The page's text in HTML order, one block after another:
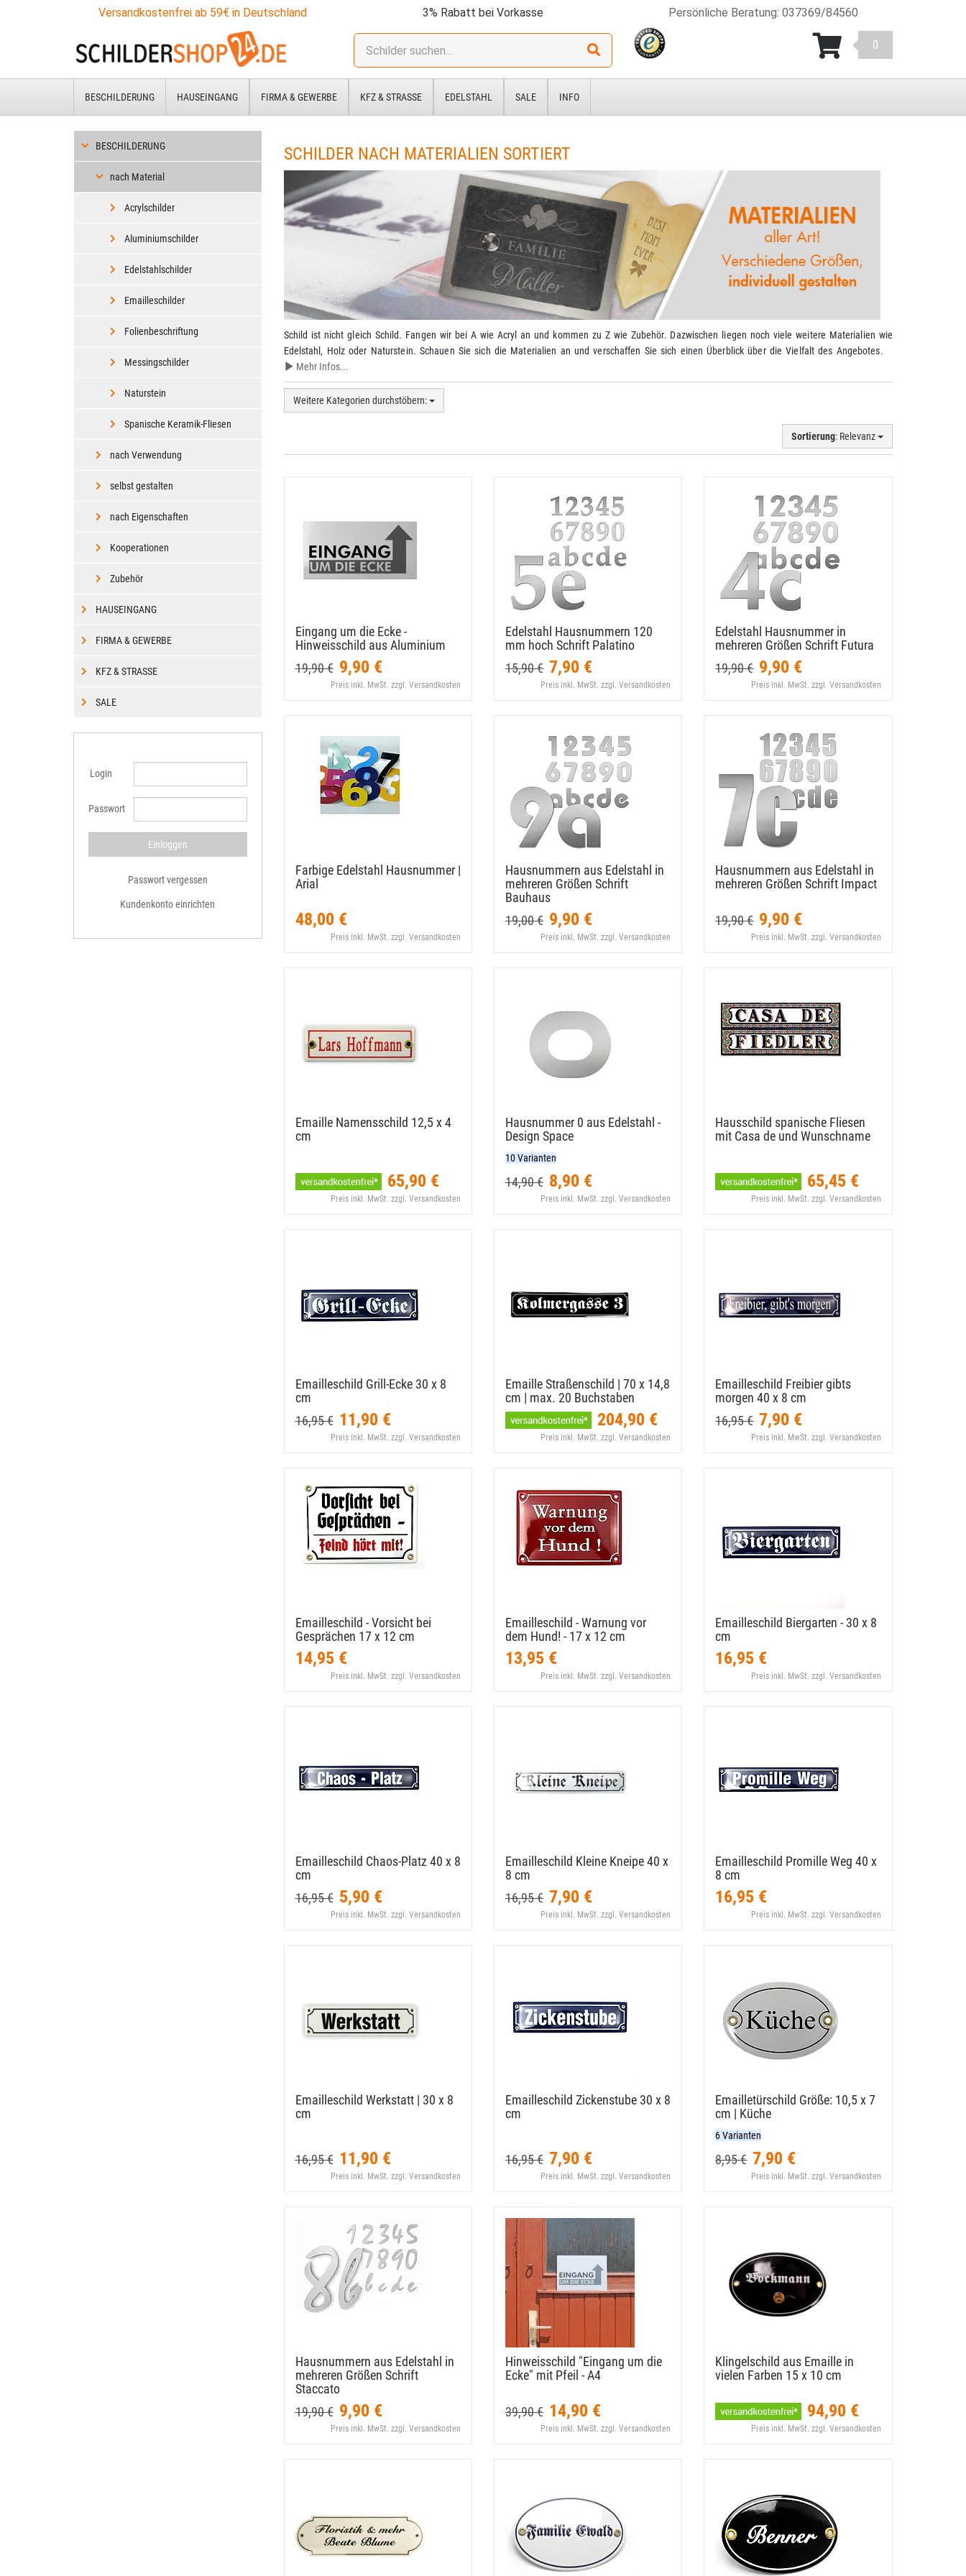
Versandkostenfrei ab 59€ in Deutschland 3% Rabatt bei Vorkasse Persönliche Beratung: 037369/84560
Stichwort: 0
BESCHILDERUNG HAUSEINGANG FIRMA & GEWERBE KFZ & STRASSE EDELSTAHL SALE INFO
SCHILDER NACH MATERIALIEN SORTIERT
Schild ist nicht gleich Schild. Fangen wir bei A wie Acryl an und kommen zu Z wie Zubehör. Dazwischen liegen noch viele weitere Materialien wie
Edelstahl, Holz oder Naturstein. Schauen Sie sich die Materialien an und verschaffen Sie sich einen Überblick über die Vielfalt des Angebotes.
Mehr Infos...
Weitere Kategorien durchstöbern:
Sortierung: Relevanz
Eingang um die Ecke -
Hinweisschild aus Aluminium
19,90 € 9,90 €
Preis inkl. MwSt. zzgl. Versandkosten
Edelstahl Hausnummern 120
mm hoch Schrift Palatino
15,90 € 7,90 €
Preis inkl. MwSt. zzgl. Versandkosten
Edelstahl Hausnummer in
mehreren Größen Schrift Futura
19,90 € 9,90 €
Preis inkl. MwSt. zzgl. Versandkosten
Farbige Edelstahl Hausnummer |
Arial
48,00 €
Preis inkl. MwSt. zzgl. Versandkosten
Hausnummern aus Edelstahl in
mehreren Größen Schrift
Bauhaus
19,00 € 9,90 €
Preis inkl. MwSt. zzgl. Versandkosten
Hausnummern aus Edelstahl in
mehreren Größen Schrift Impact
19,90 € 9,90 €
Preis inkl. MwSt. zzgl. Versandkosten
Emaille Namensschild 12,​5 x 4
cm
65,90 €
Preis inkl. MwSt. zzgl. Versandkosten
Hausnummer 0 aus Edelstahl -
Design Space
10 Varianten
14,90 € 8,90 €
Preis inkl. MwSt. zzgl. Versandkosten
Hausschild spanische Fliesen
mit Casa de und Wunschname
65,45 €
Preis inkl. MwSt. zzgl. Versandkosten
Emailleschild Grill-​Ecke 30 x 8
cm
16,95 € 11,90 €
Preis inkl. MwSt. zzgl. Versandkosten
Emaille Straßenschild | 70 x 14,​8
cm | max. 20 Buchstaben
204,90 €
Preis inkl. MwSt. zzgl. Versandkosten
Emailleschild Freibier gibts
morgen 40 x 8 cm
16,95 € 7,90 €
Preis inkl. MwSt. zzgl. Versandkosten
Emailleschild - Vorsicht bei
Gesprächen 17 x 12 cm
14,95 €
Preis inkl. MwSt. zzgl. Versandkosten
Emailleschild - Warnung vor
dem Hund! - 17 x 12 cm
13,95 €
Preis inkl. MwSt. zzgl. Versandkosten
Emailleschild Biergarten - 30 x 8
cm
16,95 €
Preis inkl. MwSt. zzgl. Versandkosten
Emailleschild Chaos-​Platz 40 x 8
cm
16,95 € 5,90 €
Preis inkl. MwSt. zzgl. Versandkosten
Emailleschild Kleine Kneipe 40 x
8 cm
16,95 € 7,90 €
Preis inkl. MwSt. zzgl. Versandkosten
Emailleschild Promille Weg 40 x
8 cm
16,95 €
Preis inkl. MwSt. zzgl. Versandkosten
Emailleschild Werkstatt | 30 x 8
cm
16,95 € 11,90 €
Preis inkl. MwSt. zzgl. Versandkosten
Emailleschild Zickenstube 30 x 8
cm
16,95 € 7,90 €
Preis inkl. MwSt. zzgl. Versandkosten
Emailletürschild Größe: 10,​5 x 7
cm | Küche
6 Varianten
8,95 € 7,90 €
Preis inkl. MwSt. zzgl. Versandkosten
Hausnummern aus Edelstahl in
mehreren Größen Schrift
Staccato
19,90 € 9,90 €
Preis inkl. MwSt. zzgl. Versandkosten
Hinweisschild "Eingang um die
Ecke" mit Pfeil - A4
39,90 € 14,90 €
Preis inkl. MwSt. zzgl. Versandkosten
Klingelschild aus Emaille in
vielen Farben 15 x 10 cm
94,90 €
Preis inkl. MwSt. zzgl. Versandkosten
BESCHILDERUNG
nach Material
Acrylschilder
Aluminiumschilder
Edelstahlschilder
Emailleschilder
Folienbeschriftung
Messingschilder
Naturstein
Spanische Keramik-Fliesen
nach Verwendung
selbst gestalten
nach Eigenschaften
Kooperationen
Zubehör
HAUSEINGANG
FIRMA & GEWERBE
KFZ & STRASSE
SALE
Login
Passwort
Passwort vergessen
Kundenkonto einrichten